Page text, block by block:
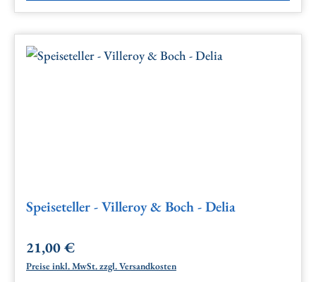
Speiseteller - Villeroy & Boch - Delia
Regulärer Preis:
21,00 €
Preise inkl. MwSt. zzgl. Versandkosten